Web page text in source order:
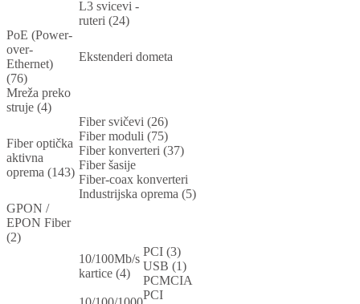
L3 svicevi -
ruteri (24)
PoE (Power-
over-
Ethernet)
(76)
Ekstenderi dometa
Mreža preko
struje (4)
Fiber optička
aktivna
oprema (143)
Fiber svičevi (26)
Fiber moduli (75)
Fiber konverteri (37)
Fiber šasije
Fiber-coax konverteri
Industrijska oprema (5)
GPON /
EPON Fiber
(2)
10/100Mb/s
kartice (4)
PCI (3)
USB (1)
PCMCIA
PCI